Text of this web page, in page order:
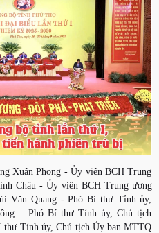
Xuân Phong - Ủy viên BCH Trung
Châu - Ủy viên BCH Trung ương
Văn Quang - Phó Bí thư Tỉnh ủy,
– Phó Bí thư Tỉnh ủy, Chủ tịch
Tỉnh ủy, Chủ tịch Ủy ban MTTQ